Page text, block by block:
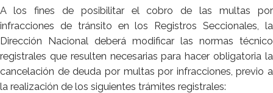
A los fines de posibilitar el cobro de las multas por
infracciones de tránsito en los Registros Seccionales, la
Dirección Nacional deberá modificar las normas técnico
registrales que resulten necesarias para hacer obligatoria la
cancelación de deuda por multas por infracciones, previo a
la realización de los siguientes trámites registrales: